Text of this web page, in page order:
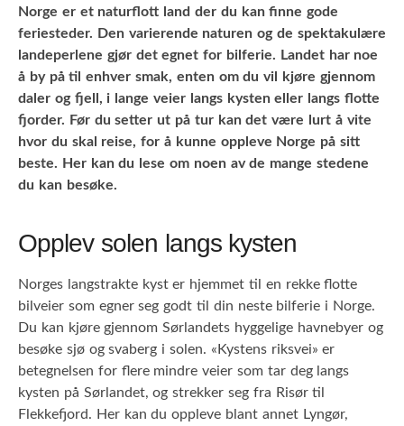
Norge er et naturflott land der du kan finne gode
feriesteder. Den varierende naturen og de spektakulære
landeperlene gjør det egnet for bilferie. Landet har noe
å by på til enhver smak, enten om du vil kjøre gjennom
daler og fjell, i lange veier langs kysten eller langs flotte
fjorder. Før du setter ut på tur kan det være lurt å vite
hvor du skal reise, for å kunne oppleve Norge på sitt
beste. Her kan du lese om noen av de mange stedene
du kan besøke.
Opplev solen langs kysten
Norges langstrakte kyst er hjemmet til en rekke flotte
bilveier som egner seg godt til din neste bilferie i Norge.
Du kan kjøre gjennom Sørlandets hyggelige havnebyer og
besøke sjø og svaberg i solen. «Kystens riksvei» er
betegnelsen for flere mindre veier som tar deg langs
kysten på Sørlandet, og strekker seg fra Risør til
Flekkefjord. Her kan du oppleve blant annet Lyngør,